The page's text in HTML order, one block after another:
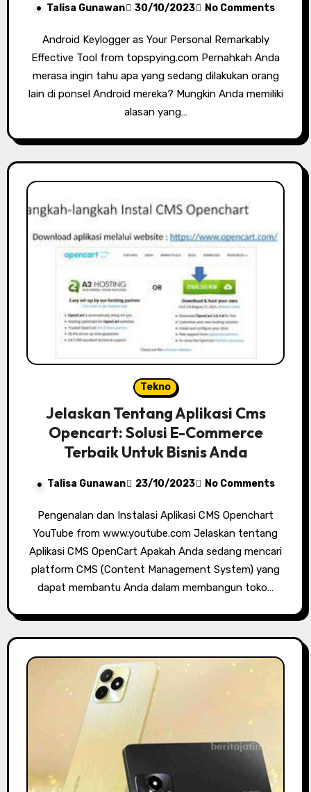
Talisa Gunawan 30/10/2023 No Comments
Android Keylogger as Your Personal Remarkably
Effective Tool from topspying.com Pernahkah Anda
merasa ingin tahu apa yang sedang dilakukan orang
lain di ponsel Android mereka? Mungkin Anda memiliki
alasan yang…
Tekno
Jelaskan Tentang Aplikasi Cms
Opencart: Solusi E-Commerce
Terbaik Untuk Bisnis Anda
Talisa Gunawan 23/10/2023 No Comments
Pengenalan dan Instalasi Aplikasi CMS Openchart
YouTube from www.youtube.com Jelaskan tentang
Aplikasi CMS OpenCart Apakah Anda sedang mencari
platform CMS (Content Management System) yang
dapat membantu Anda dalam membangun toko…